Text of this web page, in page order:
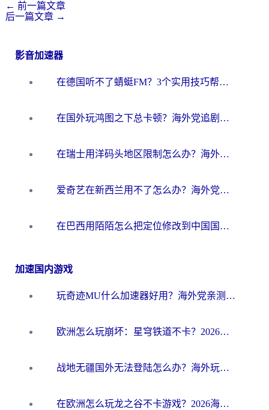
← 前一篇文章
后一篇文章 →
影音加速器
在德国听不了蜻蜓FM？3个实用技巧帮你解锁国内影音自由
在国外玩鸿图之下总卡顿？海外党追剧听歌的3个实用解决方案
在瑞士用洋码头地区限制怎么办？海外华人必看的回国加速全攻略
爱奇艺在新西兰用不了怎么办？海外党亲测有效的回国加速方案
在巴西用陌陌怎么把定位修改到中国国内？海外党必看的回国加速全攻略
加速国内游戏
玩奇迹MU什么加速器好用？海外党亲测：这款加速器让你告别延迟卡顿！
欧洲怎么玩崩坏：星穹铁道不卡？2026海外玩家国服游戏加速器终极攻略
战地无疆国外无法登陆怎么办？海外玩家国服畅玩终极指南（附欧服魔兽EVE加速方案）
在欧洲怎么玩龙之谷不卡游戏？2026海外党国服游戏加速全攻略